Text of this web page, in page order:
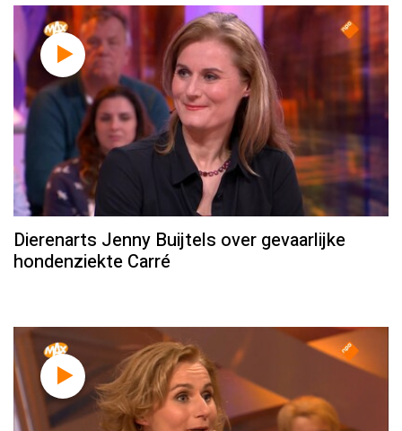
Dierenarts Jenny Buijtels over gevaarlijke
hondenziekte Carré